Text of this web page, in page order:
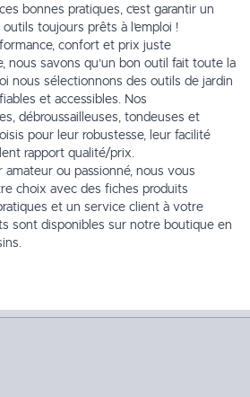
bonnes pratiques, c’est garantir un
toujours prêts à l’emploi !
confort et prix juste
nous savons qu’un bon outil fait toute la
nous sélectionnons des outils de jardin
et accessibles. Nos
débroussailleuses, tondeuses et
pour leur robustesse, leur facilité
rapport qualité/prix.
amateur ou passionné, nous vous
choix avec des fiches produits
et un service client à votre
sont disponibles sur notre boutique en